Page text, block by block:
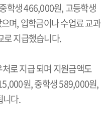
학생 466,000원, 고등학생
며, 입학금이나 수업료 교과
로 지급했습니다.
로 지급 되며 지원금액도
원, 중학생 589,000원,
니다.